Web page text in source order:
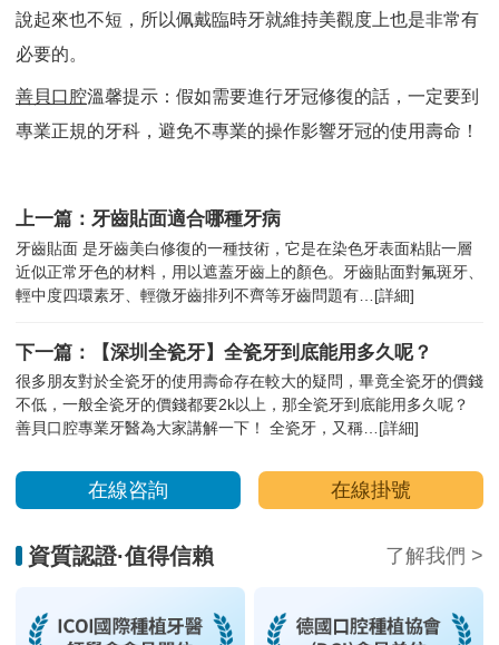
說起來也不短，所以佩戴臨時牙就維持美觀度上也是非常有
必要的。
善貝口腔溫馨提示：假如需要進行牙冠修復的話，一定要到
專業正規的牙科，避免不專業的操作影響牙冠的使用壽命！
上一篇：牙齒貼面適合哪種牙病
牙齒貼面 是牙齒美白修復的一種技術，它是在染色牙表面粘貼一層
近似正常牙色的材料，用以遮蓋牙齒上的顏色。牙齒貼面對氟斑牙、
輕中度四環素牙、輕微牙齒排列不齊等牙齒問題有… [詳細]
下一篇：【深圳全瓷牙】全瓷牙到底能用多久呢？
很多朋友對於全瓷牙的使用壽命存在較大的疑問，畢竟全瓷牙的價錢
不低，一般全瓷牙的價錢都要2k以上，那全瓷牙到底能用多久呢？
善貝口腔專業牙醫為大家講解一下！ 全瓷牙，又稱…[詳細]
在線咨詢 在線掛號
資質認證·值得信賴 了解我們 >